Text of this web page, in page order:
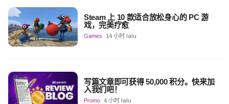
Steam 上 10 款适合放松身心的 PC 游
戏，完美疗愈
Games 14 小时 lalu
写篇文章即可获得 50,000 积分。快来加
入我们吧！
Promo 4 小时 lalu